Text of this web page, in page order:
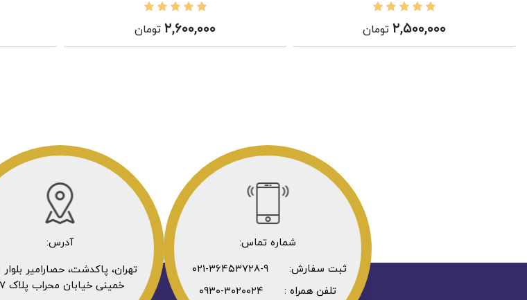
۲,۶۰۰,۰۰۰ تومان ۲,۵۰۰,۰۰۰ تومان
شماره تماس:
ثبت سفارش: ۹-۳۶۴۵۳۷۲۸-۰۲۱
تلفن همراه : ۳۰۲۰۰۲۴-۰۹۳۰
آدرس:
تهران، پاکدشت، حصارامیر بلوار
خمینی خیابان محراب پلاک ۱۷